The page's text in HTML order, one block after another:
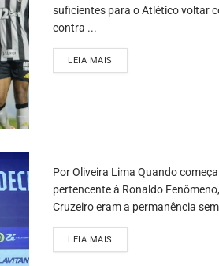
suficientes para o Atlético voltar
contra ...
LEIA MAIS
Por Oliveira Lima Quando
pertencente à Ronaldo
Cruzeiro eram a permanência
LEIA MAIS